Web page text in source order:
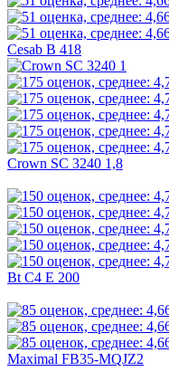
Cesab B 418
Crown SC 3240 1,8
Bt C4 E 200
Maximal FB35-MQJZ2